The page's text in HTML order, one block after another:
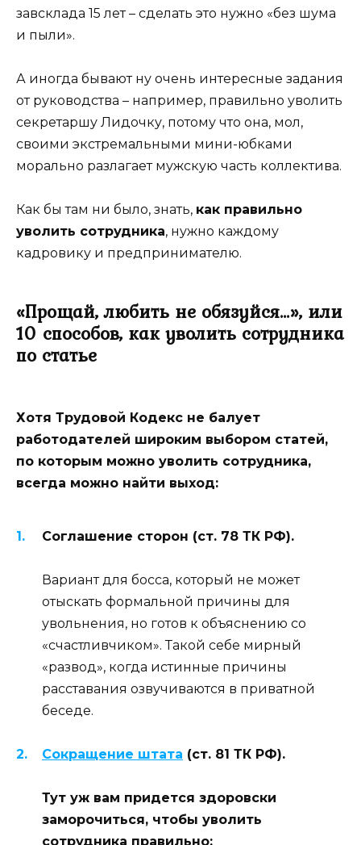
завсклада 15 лет – сделать это нужно «без шума
и пыли».
А иногда бывают ну очень интересные задания
от руководства – например, правильно уволить
секретаршу Лидочку, потому что она, мол,
своими экстремальными мини-юбками
морально разлагает мужскую часть коллектива.
Как бы там ни было, знать, как правильно
уволить сотрудника, нужно каждому
кадровику и предпринимателю.
«Прощай, любить не обязуйся…», или
10 способов, как уволить сотрудника
по статье
Хотя Трудовой Кодекс не балует
работодателей широким выбором статей,
по которым можно уволить сотрудника,
всегда можно найти выход:
Соглашение сторон (ст. 78 ТК РФ).
Вариант для босса, который не может
отыскать формальной причины для
увольнения, но готов к объяснению со
«счастливчиком». Такой себе мирный
«развод», когда истинные причины
расставания озвучиваются в приватной
беседе.
Сокращение штата (ст. 81 ТК РФ).
Тут уж вам придется здоровски
заморочиться, чтобы уволить
сотрудника правильно: